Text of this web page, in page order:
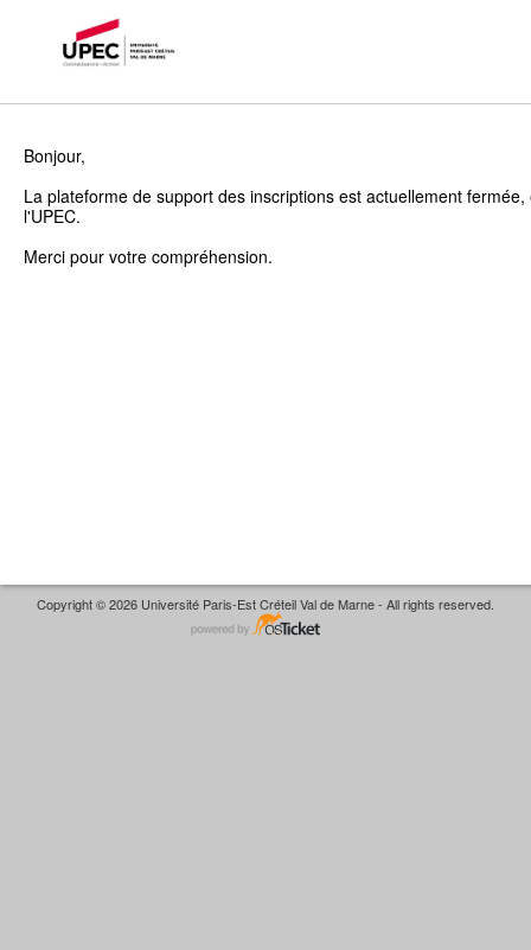
Bonjour,
La plateforme de support des inscriptions est actuellement
l'UPEC.
Merci pour votre compréhension.
Copyright © 2026 Université Paris-Est Créteil Val de Marne - All rights reserved.